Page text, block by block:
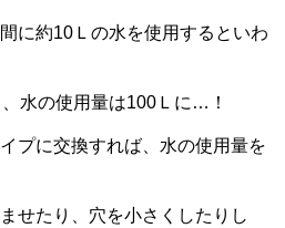
に約10Ｌの水を使用するといわ
水の使用量は100Ｌに…！
プに交換すれば、水の使用量を
せたり、穴を小さくしたりし